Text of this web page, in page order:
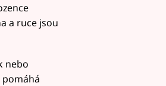
a ruce jsou
nebo